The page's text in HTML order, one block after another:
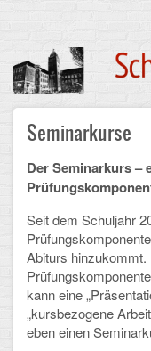
content
Main
navigation
STARTSEITE
UNSERE SCHULE
Was uns wichtig ist
Campus
Sanierung
Seminarkurse
Der Seminarkurs –
Seit dem Schuljahr
Abiturs hinzukommt.
kann eine
„kursbezogene
eben einen